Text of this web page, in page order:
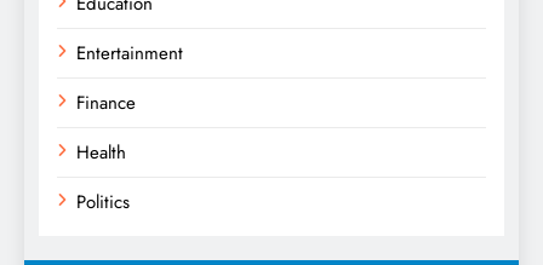
Entertainment
Finance
Health
Politics